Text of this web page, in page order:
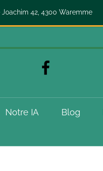
42, 4300 Waremme
Notre IA Blog